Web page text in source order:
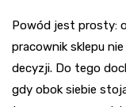
Powód jest prosty:
pracownik sklepu
decyzji. Do tego
gdy obok siebie